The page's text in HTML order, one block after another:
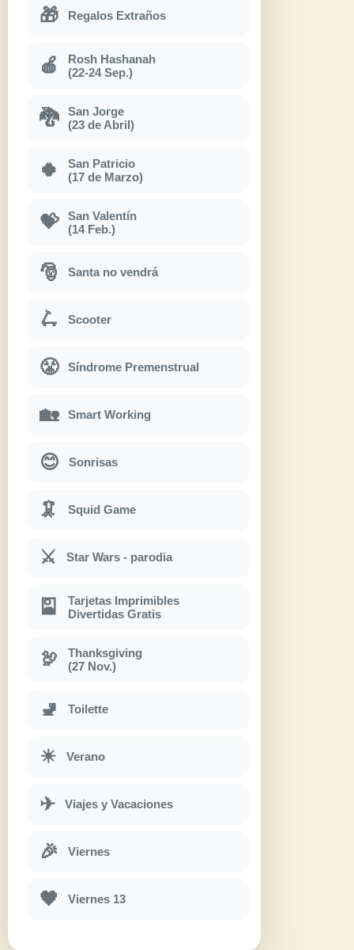
🎁 Regalos Extraños
🍎
Rosh Hashanah
(22-24 Sep.)
🐉
San Jorge
(23 de Abril)
🍀
San Patricio
(17 de Marzo)
💝
San Valentín
(14 Feb.)
🎅 Santa no vendrá
🛴 Scooter
😤 Síndrome Premenstrual
🏡 Smart Working
😊 Sonrisas
🦑 Squid Game
⚔ Star Wars - parodia
🎴
Tarjetas Imprimibles
Divertidas Gratis
🦃
Thanksgiving
(27 Nov.)
🚽 Toilette
☀ Verano
✈ Viajes y Vacaciones
🎉 Viernes
🖤 Viernes 13